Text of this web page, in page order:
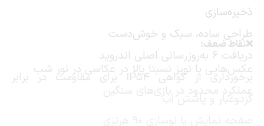
ذخیره‌سازی
طراحی ساده، سبک و خوش‌دست
دریافت 6 به‌روزرسانی اصلی اندروید
برخورداری از گواهیIP54برای مقاومت در برابر
❌نقاط ضعف:
عکس‌هایی با نویز نسبتا بالا در عکاسی در نور شب
عملکرد محدود در بازی‌های سنگین